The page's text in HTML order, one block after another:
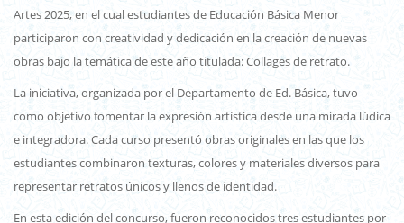
Artes 2025, en el cual estudiantes de Educación Básica Menor
participaron con creatividad y dedicación en la creación de nuevas
obras bajo la temática de este año titulada: Collages de retrato.
La iniciativa, organizada por el Departamento de Ed. Básica, tuvo
como objetivo fomentar la expresión artística desde una mirada lúdica
e integradora. Cada curso presentó obras originales en las que los
estudiantes combinaron texturas, colores y materiales diversos para
representar retratos únicos y llenos de identidad.
En esta edición del concurso, fueron reconocidos tres estudiantes por